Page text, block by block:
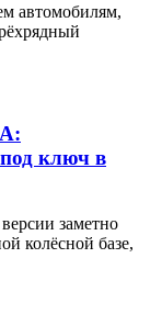
автомобилям,
ключ в
заметно
колёсной базе,